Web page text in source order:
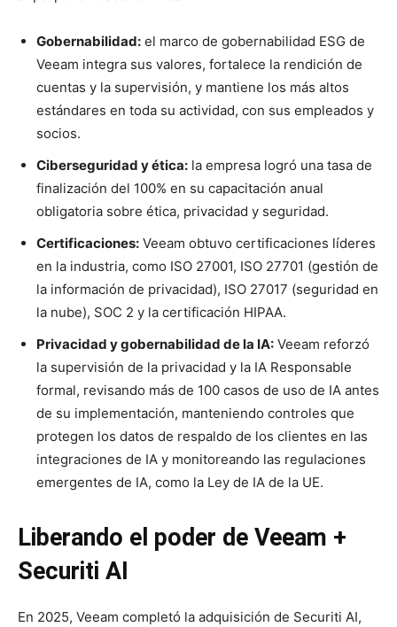
Gobernabilidad: el marco de gobernabilidad ESG de
Veeam integra sus valores, fortalece la rendición de
cuentas y la supervisión, y mantiene los más altos
estándares en toda su actividad, con sus empleados y
socios.
Ciberseguridad y ética: la empresa logró una tasa de
finalización del 100% en su capacitación anual
obligatoria sobre ética, privacidad y seguridad.
Certificaciones: Veeam obtuvo certificaciones líderes
en la industria, como ISO 27001, ISO 27701 (gestión de
la información de privacidad), ISO 27017 (seguridad en
la nube), SOC 2 y la certificación HIPAA.
Privacidad y gobernabilidad de la IA: Veeam reforzó
la supervisión de la privacidad y la IA Responsable
formal, revisando más de 100 casos de uso de IA antes
de su implementación, manteniendo controles que
protegen los datos de respaldo de los clientes en las
integraciones de IA y monitoreando las regulaciones
emergentes de IA, como la Ley de IA de la UE.
Liberando el poder de Veeam +
Securiti AI
En 2025, Veeam completó la adquisición de Securiti AI,